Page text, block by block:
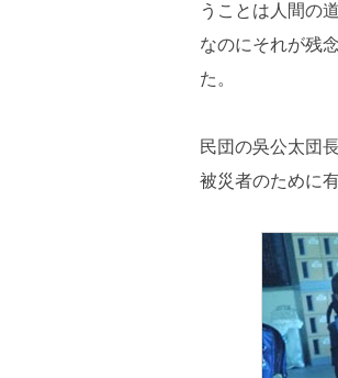
うことは人間の
なのにそれが残
た。
民団の吳公太団
被災者のために